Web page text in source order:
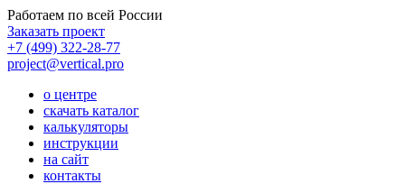
Работаем по всей России
Заказать проект
+7 (499) 322-28-77
project@vertical.pro
о центре
скачать каталог
калькуляторы
инструкции
на сайт
контакты